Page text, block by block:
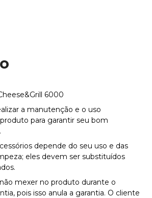
6000
a manutenção e o uso
para garantir seu bom
depende do seu uso e das
eles devem ser substituídos
mexer no produto durante o
pois isso anula a garantia. O cliente